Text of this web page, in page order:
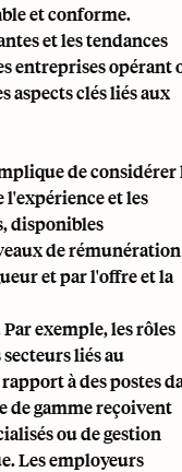
et conforme.
et les tendances
entreprises opérant
aspects clés liés aux
de considérer
l'expérience et les
disponibles
de rémunération
et par l'offre et la
exemple, les rôles
liés au
à des postes
de gamme reçoivent
ou de gestion
Les employeurs